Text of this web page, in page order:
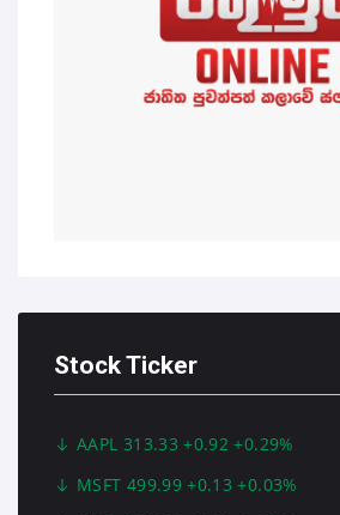
Stock Ticker
AAPL 313.33 +0.92 +0.29%
MSFT 499.99 +0.13 +0.03%